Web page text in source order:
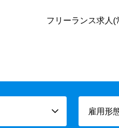
フリーランス求人
雇用形